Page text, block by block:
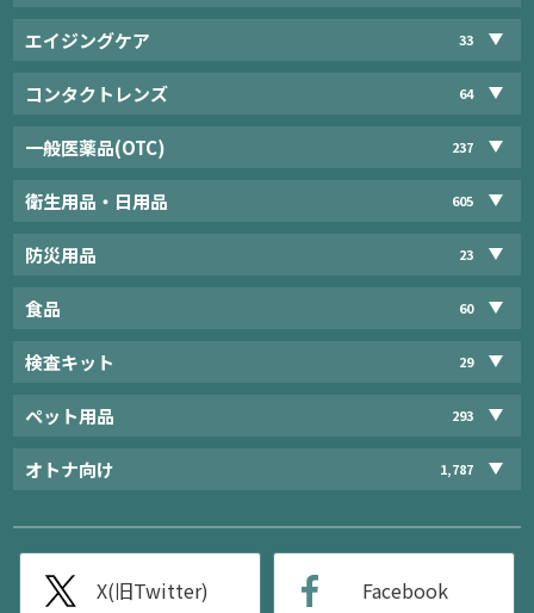
エイジングケア 33
コンタクトレンズ 64
一般医薬品(OTC) 237
衛生用品・日用品 605
防災用品 23
食品 60
検査キット 29
ペット用品 293
オトナ向け 1,787
X(旧Twitter) Facebook